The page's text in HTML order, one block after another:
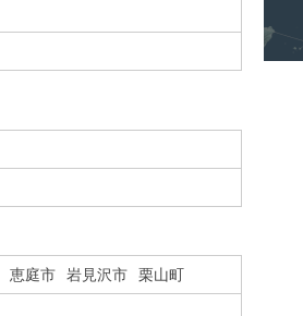
恵庭市 岩見沢市 栗山町